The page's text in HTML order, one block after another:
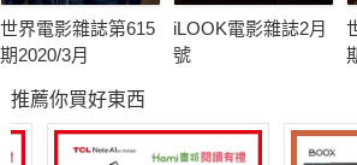
廣古典音樂，讓更多的人能夠有機會欣賞到
孫家璁的心目中，古典樂即便有門檻，但並
能在古典音樂的世界裡找到許多自己喜愛的
每個人都可以有這樣的機會與可能。」
世界電影雜誌第615
期2020/3月
iLOOK電影雜誌2月
號
推薦你買好東西